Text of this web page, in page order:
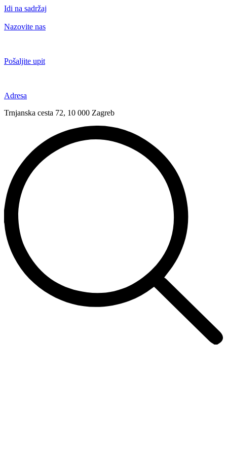
Idi na sadržaj
Nazovite nas
Pošaljite upit
Adresa
Trnjanska cesta 72, 10 000 Zagreb